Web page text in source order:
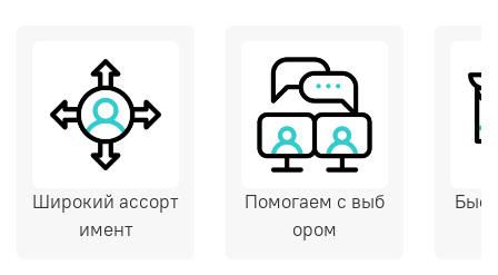
Широкий ассорт
имент
Помогаем с выб
ором